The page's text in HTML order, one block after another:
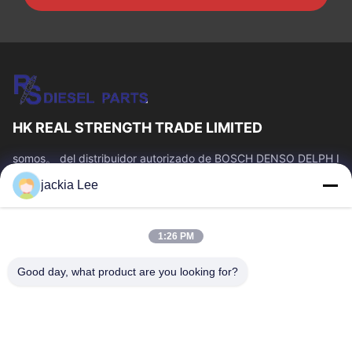
HK REAL STRENGTH TRADE LIMITED
somos。 del distribuidor autorizado de BOSCH DENSO DELPH I
CATERPILLAR VOLVO CUMMINS TOYOTA ISUZU Company
número del whatsapp: 0086 159 2067 9523.
Enlaces Rápidos
Productos
Sobre Nosotros
Recorrido Por La Fábrica
jackia Lee
1:26 PM
Good day, what product are you looking for?